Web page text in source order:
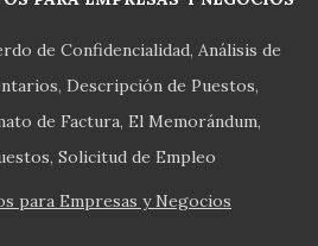
de Confidencialidad Análisis de
Descripción de Puestos
de Factura El Memorándum
Solicitud de Empleo
para Empresas y Negocios